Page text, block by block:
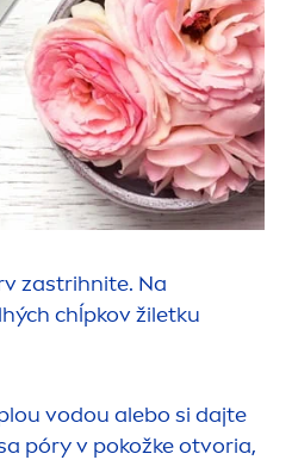
zastrihnite. Na
chĺpkov žiletku
vodou alebo si dajte
póry v pokožke otvoria,